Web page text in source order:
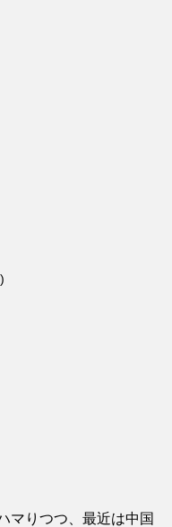
マりつつ、最近は中国